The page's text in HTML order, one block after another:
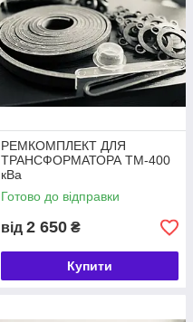
РЕМКОМПЛЕКТ ДЛЯ
ТРАНСФОРМАТОРА ТМ-400
кВа
Готово до відправки
від 2 650 ₴
Купити